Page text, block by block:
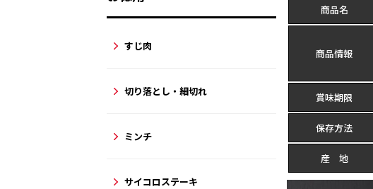
すじ肉
切り落とし・細切れ
ミンチ
サイコロステーキ
商品名
商品情報
賞味期限
保存方法
産 地